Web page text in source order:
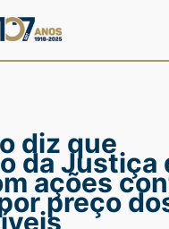
diz que
da Justiça
ações
preço